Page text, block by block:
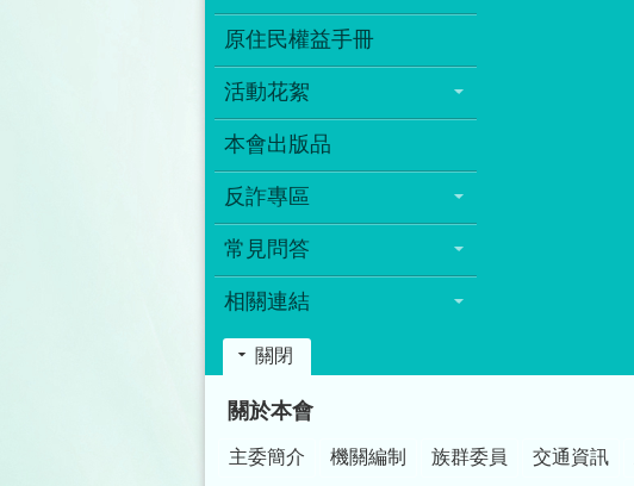
原住民權益手冊
活動花絮
本會出版品
反詐專區
常見問答
相關連結
關閉
關於本會
主委簡介 機關編制 族群委員 交通資訊